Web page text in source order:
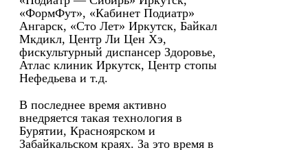
«ФормФут», «Кабинет Подиатр»
Ангарск, «Сто Лет» Иркутск, Байкал
Мкдикл, Центр Ли Цен Хэ,
фискультурный диспансер Здоровье,
Атлас клиник Иркутск, Центр стопы
Нефедьева и т.д.
В последнее время активно
внедряется такая технология в
Бурятии, Красноярском и
Забайкальском краях. За это время в